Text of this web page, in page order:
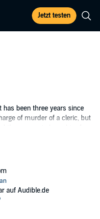
Jetzt testen
has been three years since
of murder of a cleric, but
the scenes to hang him for
double-jeopardy laws,
battle being waged by
is soon badly needed on a
headless and limbless
auf Audible.de